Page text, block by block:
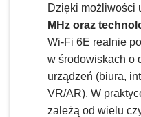
Dzięki możliwości
MHz oraz
Wi-Fi 6E realnie
w środowiskach o
urządzeń (biura,
VR/AR). W
zależą od wielu